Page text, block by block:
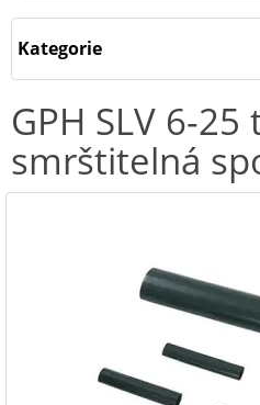
Kategorie
GPH SLV 6-
smrštitelná